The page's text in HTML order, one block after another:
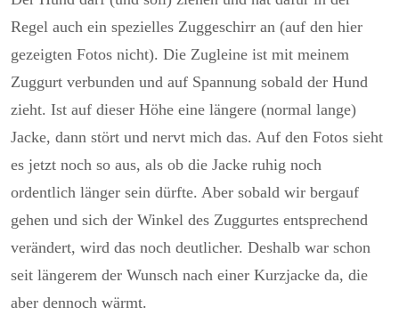
Regel auch ein spezielles Zuggeschirr an (auf den hier
gezeigten Fotos nicht). Die Zugleine ist mit meinem
Zuggurt verbunden und auf Spannung sobald der Hund
zieht. Ist auf dieser Höhe eine längere (normal lange)
Jacke, dann stört und nervt mich das. Auf den Fotos sieht
es jetzt noch so aus, als ob die Jacke ruhig noch
ordentlich länger sein dürfte. Aber sobald wir bergauf
gehen und sich der Winkel des Zuggurtes entsprechend
verändert, wird das noch deutlicher. Deshalb war schon
seit längerem der Wunsch nach einer Kurzjacke da, die
aber dennoch wärmt.